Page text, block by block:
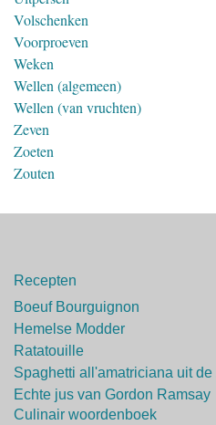
Volschenken
Voorproeven
Weken
Wellen (algemeen)
Wellen (van vruchten)
Zeven
Zoeten
Zouten
Recepten
Boeuf Bourguignon
Hemelse Modder
Ratatouille
Spaghetti all'amatriciana uit de
Echte jus van Gordon Ramsay
Culinair woordenboek